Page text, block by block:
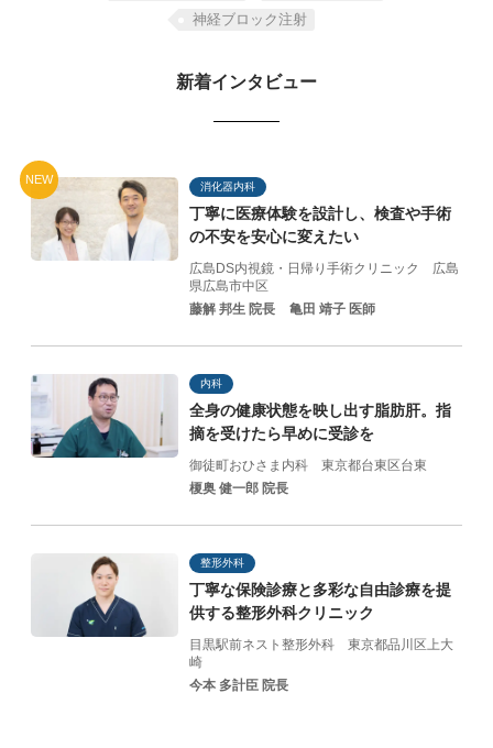
神経ブロック注射
新着インタビュー
NEW
消化器内科
丁寧に医療体験を設計し、 検査や手術
の不安を安心に変えたい
広島DS内視鏡・日帰り手術クリニック 広島
県広島市中区
藤解 邦生 院長
亀田 靖子 医師
内科
全身の健康状態を映し出す脂肪肝。指
摘を受けたら早めに受診を
御徒町おひさま内科 東京都台東区台東
榎奥 健一郎 院長
整形外科
丁寧な保険診療と多彩な自由診療を提
供する整形外科クリニック
目黒駅前ネスト整形外科 東京都品川区上大
崎
今本 多計臣 院長